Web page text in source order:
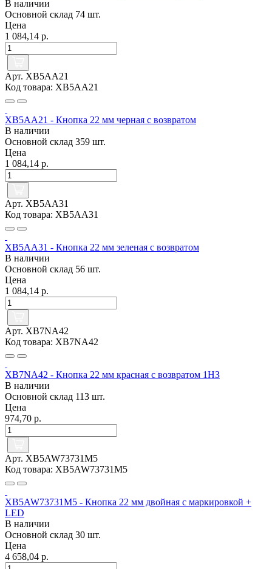
В наличии
Основной склад 74 шт.
Цена
1 084,14 р.
Арт. XB5AA21
Код товара: XB5AA21
XB5AA21 - Кнопка 22 мм черная с возвратом
В наличии
Основной склад 359 шт.
Цена
1 084,14 р.
Арт. XB5AA31
Код товара: XB5AA31
XB5AA31 - Кнопка 22 мм зеленая с возвратом
В наличии
Основной склад 56 шт.
Цена
1 084,14 р.
Арт. XB7NA42
Код товара: XB7NA42
XB7NA42 - Кнопка 22 мм красная с возвратом 1НЗ
В наличии
Основной склад 113 шт.
Цена
974,70 р.
Арт. XB5AW73731M5
Код товара: XB5AW73731M5
XB5AW73731M5 - Кнопка 22 мм двойная с маркировкой +
LED
В наличии
Основной склад 30 шт.
Цена
4 658,04 р.